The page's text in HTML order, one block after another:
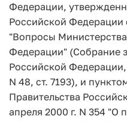
Федерации,
Российской Федерации
"Вопросы
Федерации" (Собрание
Российской Федерации,
N 48, ст. 7193), и
Правительства
апреля 2000 г. N 354 "О